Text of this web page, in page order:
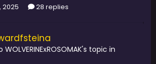
2025
28 replies
WOLVERINExROSOMAK's topic in